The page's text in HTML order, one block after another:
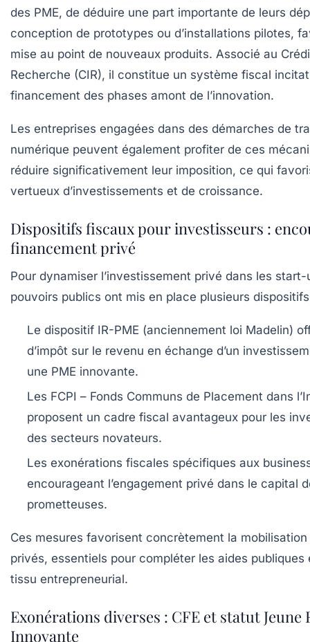
des PME, de déduire une part importante de leurs
conception de prototypes ou d’installations pilotes,
mise au point de nouveaux produits. Associé au
Recherche (CIR), il constitue un système fiscal
financement des phases amont de l’innovation.
Les entreprises engagées dans des démarches de
numérique peuvent également profiter de ces
réduire significativement leur imposition, ce qui
vertueux d’investissements et de croissance.
Dispositifs fiscaux pour investisseurs :
financement privé
Pour dynamiser l’investissement privé dans les start-
pouvoirs publics ont mis en place plusieurs
Le dispositif IR-PME (anciennement loi Madelin)
d’impôt sur le revenu en échange d’un
une PME innovante.
Les FCPI – Fonds Communs de Placement dans
proposent un cadre fiscal avantageux pour les
des secteurs novateurs.
Les exonérations fiscales spécifiques aux
encourageant l’engagement privé dans le capital
prometteuses.
Ces mesures favorisent concrètement la
privés, essentiels pour compléter les aides publiques
tissu entrepreneurial.
Exonérations diverses : CFE et statut
Innovante